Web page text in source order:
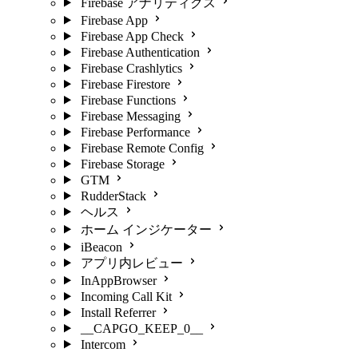
Firebase App
Firebase App Check
Firebase Authentication
Firebase Crashlytics
Firebase Firestore
Firebase Functions
Firebase Messaging
Firebase Performance
Firebase Remote Config
Firebase Storage
GTM
RudderStack
ヘルス
ホーム インジケーター
iBeacon
アプリ内レビュー
InAppBrowser
Incoming Call Kit
Install Referrer
__CAPGO_KEEP_0__
Intercom